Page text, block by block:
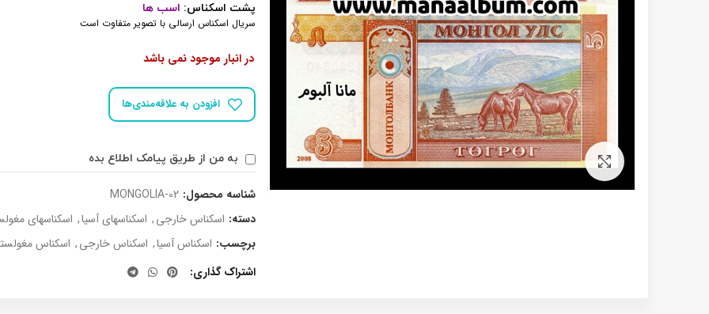
برای بزرگنمایی کلیک کنید
پشت اسکناس: اسب ها
سریال اسکناس ارسالی با تصویر متفاوت است
در انبار موجود نمی باشد
افزودن به علاقه‌مندی‌ها
به من از طریق پیامک اطلاع بده
شناسه محصول: MONGOLIA-02
دسته: اسکناس خارجی, اسکناسهای آسیا, اسکناسهای
برچسب: اسکناس آسیا, اسکناس خارجی, اسکناس
اشتراک گذاری